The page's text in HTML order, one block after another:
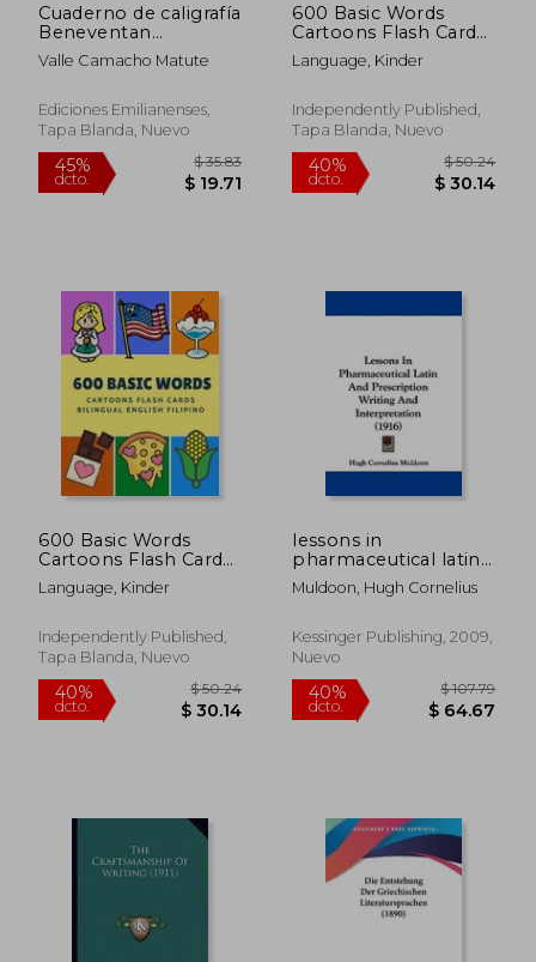
Cuaderno de caligrafía
Beneventan
(Escritorio
Emilianense)
Valle Camacho Matute
Ediciones Emilianenses,
Tapa Blanda, Nuevo
45%
dcto.
$ 35.83
$ 19.71
600 Basic Words
Cartoons Flash Cards
Bilingual English
Danish: Easy learning
card games like ABC
alphabet Numbers
Inglés)
Language, Kinder
Independently Published,
Tapa Blanda, Nuevo
40%
dcto. $
600 Basic Words
Cartoons Flash Cards
Bilingual English
Filipino: Easy learning
card games like ABC
alphabet Numbers
Inglés)
Language, Kinder
Independently Published,
Tapa Blanda, Nuevo
lessons in
pharmaceutical latin
and prescription
writing and
(en Inglés)
Muldoon, Hugh Cornelius
Kessinger Publishing, 2009,
Nuevo